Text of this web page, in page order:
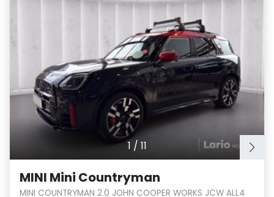
1 / 11
MINI Mini Countryman
MINI COUNTRYMAN 2.0 JOHN COOPER WORKS JCW ALL4